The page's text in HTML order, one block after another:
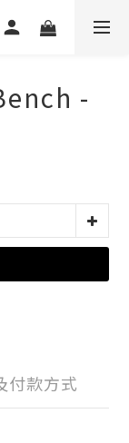
-
付款方式